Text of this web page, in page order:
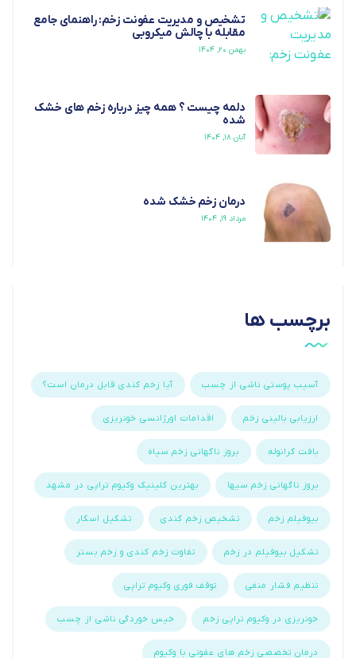
تشخیص و مدیریت عفونت زخم: راهنمای جامع
مقابله با چالش میکروبی
بهمن ۲۰, ۱۴۰۴
دلمه چیست ؟ همه چیز درباره زخم های خشک
شده
آبان ۱۸, ۱۴۰۴
درمان زخم خشک شده
مرداد ۱۹, ۱۴۰۴
برچسب ها
آسیب پوستی ناشی از چسب آیا زخم کندی قابل درمان است؟
ارزیابی بالینی زخم اقدامات اورژانسی خونریزی
بافت گرانوله بروز ناگهانی زخم سیاه
بروز ناگهانی زخم سیها بهترین کلینیک وکیوم تراپی در مشهد
بیوفیلم زخم تشخیص زخم کندی تشکیل اسکار
تشکیل بیوفیلم در زخم تفاوت زخم کندی و زخم بستر
تنظیم فشار منفی توقف فوری وکیوم تراپی
خونریزی در وکیوم تراپی زخم خیس خوردگی ناشی از چسب
درمان تخصصی زخم های عفونی با وکیوم